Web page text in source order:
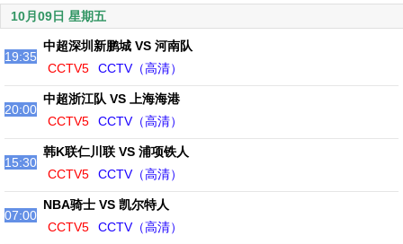
10月09日 星期五
19:35
中超深圳新鹏城 VS 河南队
CCTV5
CCTV（高清）
20:00
中超浙江队 VS 上海海港
CCTV5
CCTV（高清）
15:30
韩K联仁川联 VS 浦项铁人
CCTV5
CCTV（高清）
07:00
NBA骑士 VS 凯尔特人
CCTV5
CCTV（高清）